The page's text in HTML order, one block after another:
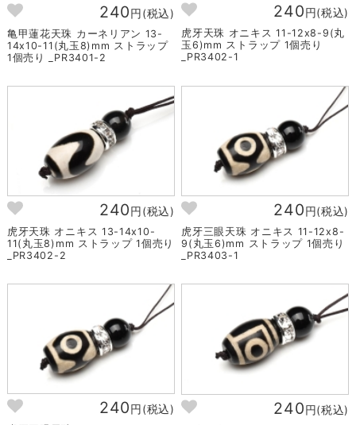
240円(税込)
亀甲蓮花天珠 カーネリアン 13-
14x10-11(丸玉8)mm ストラップ
1個売り _PR3401-2
240円(税込)
虎牙天珠 オニキス 11-12x8-9(丸
玉6)mm ストラップ 1個売り
_PR3402-1
240円(税込)
虎牙天珠 オニキス 13-14x10-
11(丸玉8)mm ストラップ 1個売り
_PR3402-2
240円(税込)
虎牙三眼天珠 オニキス 11-12x8-
9(丸玉6)mm ストラップ 1個売り
_PR3403-1
240円(税込) 240円(税込)